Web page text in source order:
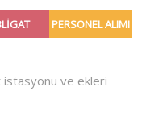
yanında